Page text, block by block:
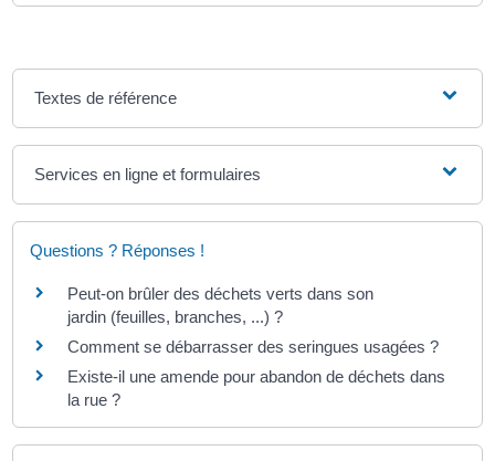
Textes de référence
Services en ligne et formulaires
Questions ? Réponses !
Peut-on brûler des déchets verts dans son
jardin (feuilles, branches, ...) ?
Comment se débarrasser des seringues usagées ?
Existe-il une amende pour abandon de déchets dans
la rue ?